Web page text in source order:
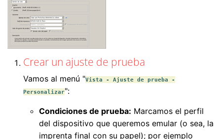
Crear un ajuste de prueba
Vamos al menú "Vista - Ajuste de prueba -
Personalizar":
Condiciones de prueba: Marcamos el perfil
del dispositivo que queremos emular (o sea, la
imprenta final con su papel); por ejemplo